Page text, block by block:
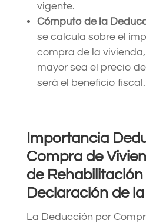
vigente.
Cómputo de la
se calcula sobre el
compra de la
mayor sea el precio
será el beneficio fiscal.
Importancia
Compra de
de Rehabilitación
Declaración de
La Deducción por